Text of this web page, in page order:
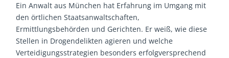
Ein Anwalt aus München hat Erfahrung im Umgang mit
den örtlichen Staatsanwaltschaften,
Ermittlungsbehörden und Gerichten. Er weiß, wie diese
Stellen in Drogendelikten agieren und welche
Verteidigungsstrategien besonders erfolgversprechend